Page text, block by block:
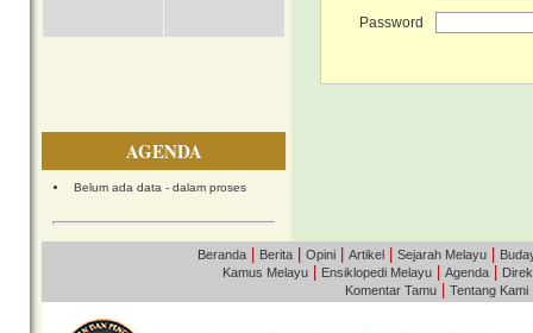
AGENDA
Belum ada data - dalam proses
Password
Beranda Berita Opini Artikel Sejarah Melayu
Kamus Melayu
Ensiklopedi Melayu Agenda
Komentar Tamu
Tentang Kami